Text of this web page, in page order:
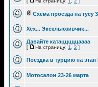
Схема проезда на тусу
Хех... Экскльюзивчик...
Давайте катацццццаааа
[ На страницу: 1 2 ]
Поездка в турцию на этап
Мотосалон 23-26 марта